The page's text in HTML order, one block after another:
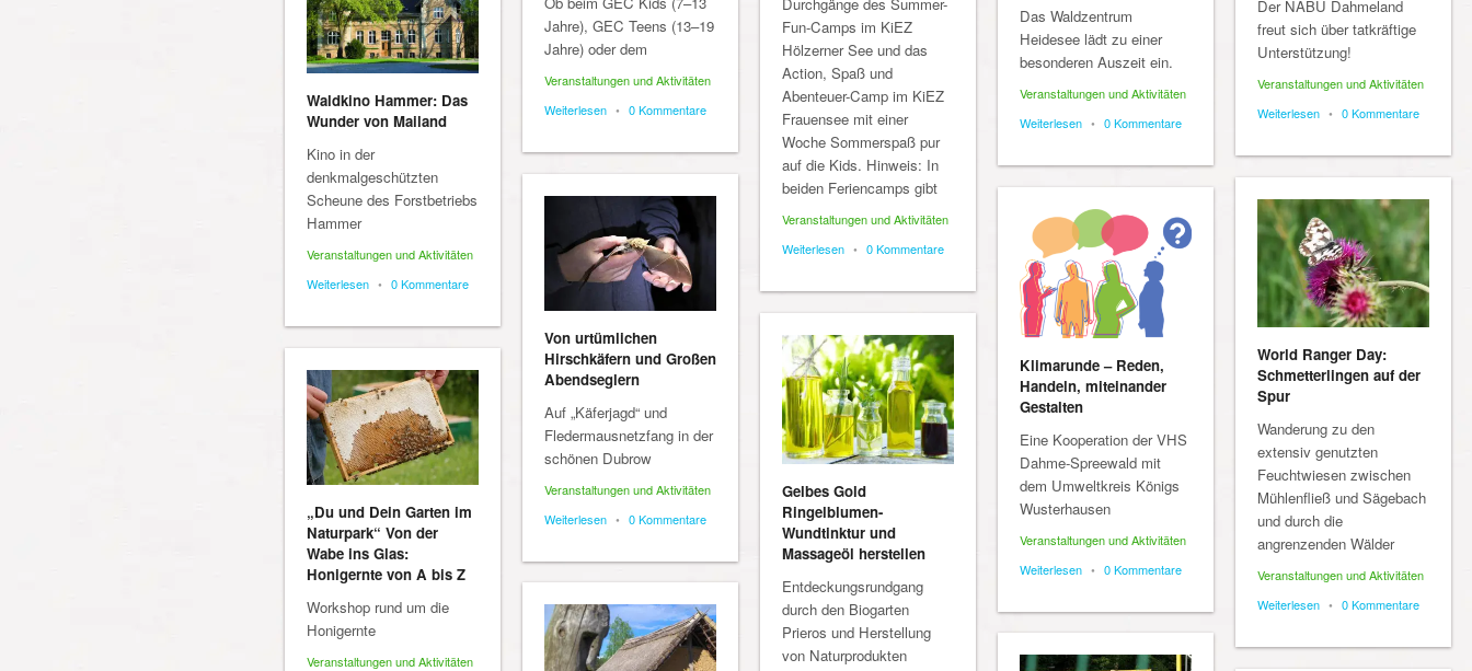
Jahre), GEC Teens (13–19
Jahre) oder dem
Veranstaltungen und Aktivitäten
Weiterlesen • 0 Kommentare
Fun-Camps im KiEZ
Hölzerner See und das
Action, Spaß und
Abenteuer-Camp im KiEZ
Frauensee mit einer
Woche Sommerspaß pur
auf die Kids. Hinweis: In
beiden Feriencamps gibt
Veranstaltungen und Aktivitäten
Weiterlesen • 0 Kommentare
Der NABU Dahmeland
freut sich über tatkräftige
Unterstützung!
Veranstaltungen und Aktivitäten
Weiterlesen • 0 Kommentare
Das Waldzentrum
Heidesee lädt zu einer
besonderen Auszeit ein.
Veranstaltungen und Aktivitäten
Weiterlesen • 0 Kommentare
Waldkino Hammer: Das
Wunder von Mailand
Kino in der
denkmalgeschützten
Scheune des Forstbetriebs
Hammer
Veranstaltungen und Aktivitäten
Weiterlesen • 0 Kommentare
Von urtümlichen
Hirschkäfern und Großen
Abendseglern
Auf „Käferjagd“ und
Fledermausnetzfang in der
schönen Dubrow
Veranstaltungen und Aktivitäten
Weiterlesen • 0 Kommentare
World Ranger Day:
Schmetterlingen auf der
Spur
Wanderung zu den
extensiv genutzten
Feuchtwiesen zwischen
Mühlenfließ und Sägebach
und durch die
angrenzenden Wälder
Veranstaltungen und Aktivitäten
Weiterlesen • 0 Kommentare
Klimarunde – Reden,
Handeln, miteinander
Gestalten
Eine Kooperation der VHS
Dahme-Spreewald mit
dem Umweltkreis Königs
Wusterhausen
Veranstaltungen und Aktivitäten
Weiterlesen • 0 Kommentare
Gelbes Gold
Ringelblumen-
Wundtinktur und
Massageöl herstellen
Entdeckungsrundgang
durch den Biogarten
Prieros und Herstellung
von Naturprodukten
„Du und Dein Garten im
Naturpark“ Von der
Wabe ins Glas:
Honigernte von A bis Z
Workshop rund um die
Honigernte
Veranstaltungen und Aktivitäten